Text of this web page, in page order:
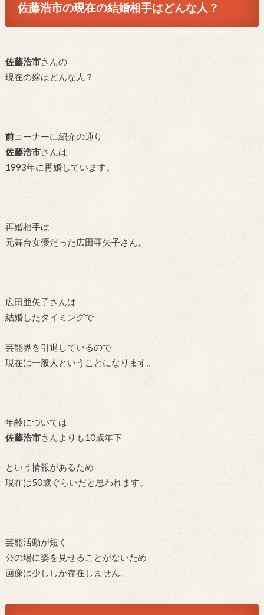
佐藤浩市の現在の結婚相手はどんな人？
佐藤浩市さんの
現在の嫁はどんな人？
前コーナーに紹介の通り
佐藤浩市さんは
1993年に再婚しています。
再婚相手は
元舞台女優だった広田亜矢子さん。
広田亜矢子さんは
結婚したタイミングで
芸能界を引退しているので
現在は一般人ということになります。
年齢については
佐藤浩市さんよりも10歳年下
という情報があるため
現在は50歳ぐらいだと思われます。
芸能活動が短く
公の場に姿を見せることがないため
画像は少ししか存在しません。